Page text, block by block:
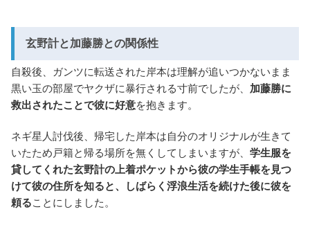
玄野計と加藤勝との関係性
自殺後、ガンツに転送された岸本は理解が追いつかないまま
黒い玉の部屋でヤクザに暴行される寸前でしたが、 加藤勝に
救出されたことで彼に好意を抱きます。
ネギ星人討伐後、帰宅した岸本は自分のオリジナルが生きて
いたため戸籍と帰る場所を無くしてしまいますが、 学生服を
貸してくれた玄野計の上着ポケットから彼の学生手帳を見つ
けて彼の住所を知ると、しばらく浮浪生活を続けた後に彼を
頼ることにしました。